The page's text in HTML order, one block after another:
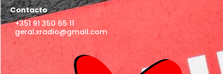
Contacto
+351 91 350 65 11
geral.xradio@gmail.com